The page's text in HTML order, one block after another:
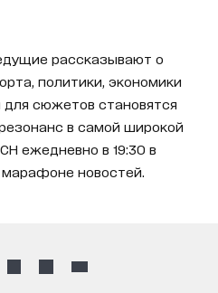
рассказывают о
политики, экономики
сюжетов становятся
в самой широкой
ежедневно в 19:30 в
новостей.